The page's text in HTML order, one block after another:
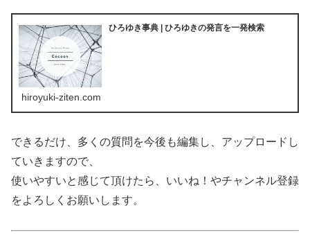
ひろゆき事典 | ひろゆきの発言を一発検索
hiroyuki-ziten.com
できるだけ、多くの質問を今後も編集し、アップロードし
ていきますので、
使いやすいと感じて頂けたら、いいね！やチャンネル登録
をよろしくお願いします。